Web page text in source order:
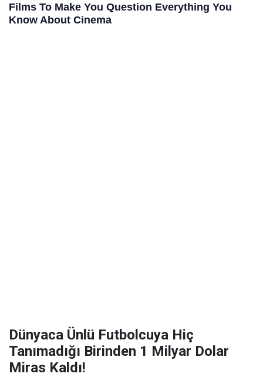
Dünyaca Ünlü Futbolcuya Hiç
Tanımadığı Birinden 1 Milyar Dolar
Miras Kaldı!